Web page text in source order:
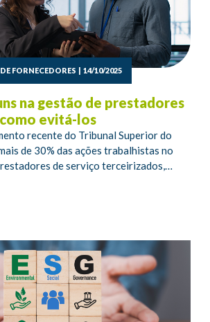
FORNECEDORES 14/10/2025
na gestão de prestadores
evitá-los
recente do Tribunal Superior do
de 30% das ações trabalhistas no
de serviço terceirizados,…